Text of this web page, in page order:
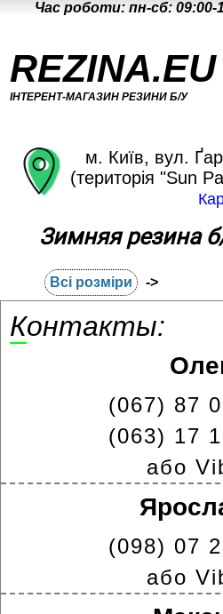
Час роботи: пн-сб: 09:00-
REZINA.EU
ІНТЕРЕНТ-МАГАЗИН РЕЗИНИ Б/У
м. Київ, вул.
(територія "Sun
Зимняя резина
Всі розміри ->
Контакты:
(067) 87
(063) 17
або
(098) 07
або